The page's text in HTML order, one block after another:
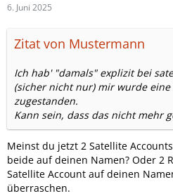
6. Juni 2025
Zitat von Mustermann
Ich hab' "damals" explizit bei
(sicher nicht nur) mir wurde
zugestanden.
Kann sein, dass das nicht mehr
Meinst du jetzt 2 Satellite
beide auf deinen Namen? Oder 2
Satellite Account auf deinen
überraschen.